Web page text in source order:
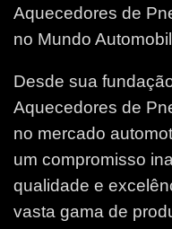
Aquecedores de
no Mundo
Desde sua
Aquecedores de
no mercado
um compromisso
qualidade e
vasta gama de